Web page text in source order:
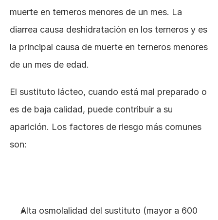
muerte en terneros menores de un mes. La
diarrea causa deshidratación en los terneros y es
la principal causa de muerte en terneros menores
de un mes de edad.
El sustituto lácteo, cuando está mal preparado o
es de baja calidad, puede contribuir a su
aparición. Los factores de riesgo más comunes
son:
Alta osmolalidad del sustituto (mayor a 600